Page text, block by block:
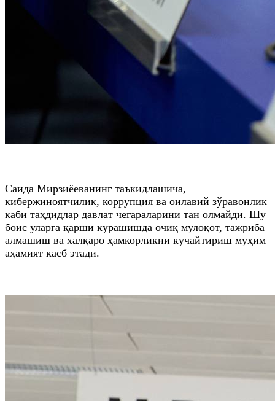
Саида Мирзиёеванинг таъкидлашича,
кибержиноятчилик, коррупция ва оилавий зўравонлик
каби таҳдидлар давлат чегараларини тан олмайди. Шу
боис уларга қарши курашишда очиқ мулоқот, тажриба
алмашиш ва халқаро ҳамкорликни кучайтириш муҳим
аҳамият касб этади.